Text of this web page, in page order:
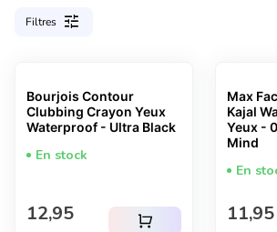
Filtres tune
Bourjois Contour
Clubbing Crayon Yeux
Waterproof - Ultra Black
En stock
Prix normal
12,95 shopping_cart
Max
Kajal
Yeux -
Mind
En
Prix
11,95